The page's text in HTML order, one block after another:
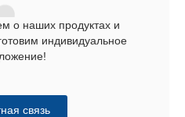
о наших продуктах и
индивидуальное
связь